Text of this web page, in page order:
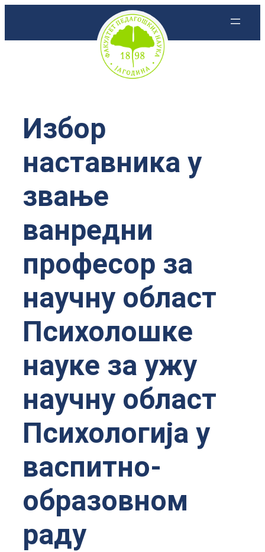
Избор
наставника у
звање
ванредни
професор за
научну област
Психолошке
науке за ужу
научну област
Психологија у
васпитно-
образовном
раду